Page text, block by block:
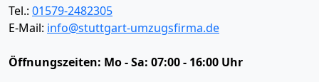
Tel.: 01579-2482305
E-Mail: info@stuttgart-umzugsfirma.de
Öffnungszeiten: Mo - Sa: 07:00 - 16:00 Uhr